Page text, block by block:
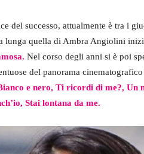
del successo, attualmente è tra i
lunga quella di Ambra Angiolini
Nel corso degli anni si è poi
del panorama
e nero, Ti ricordi di me?, Un
Stai lontana da me.